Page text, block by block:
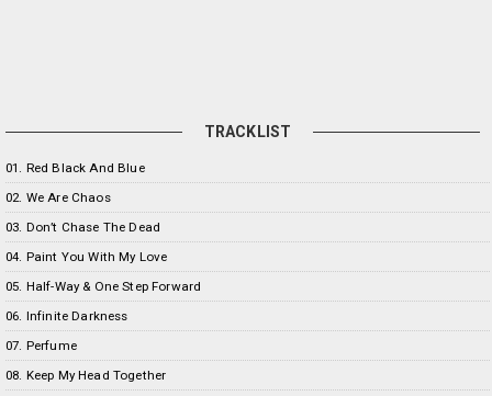
TRACKLIST
01. Red Black And Blue
02. We Are Chaos
03. Don’t Chase The Dead
04. Paint You With My Love
05. Half-Way & One Step Forward
06. Infinite Darkness
07. Perfume
08. Keep My Head Together